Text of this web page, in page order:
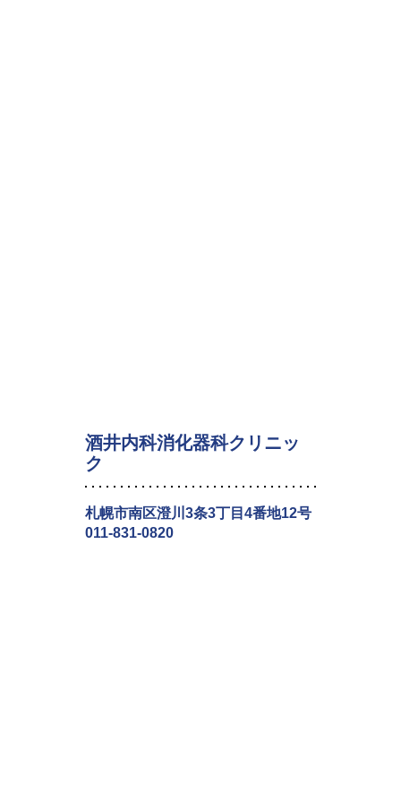
酒井内科消化器科クリニッ
ク
札幌市南区澄川3条3丁目4番地12号
011-831-0820